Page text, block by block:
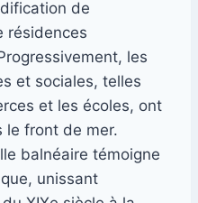
de
résidences
les
et sociales, telles
et les écoles, ont
le front de mer.
balnéaire témoigne
unissant